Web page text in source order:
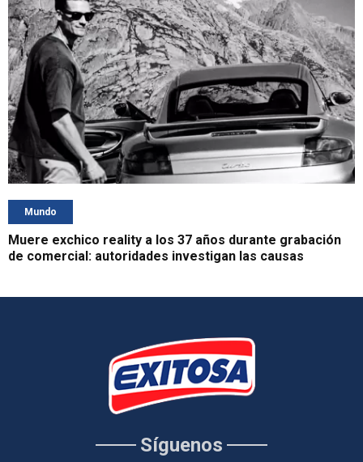
Mundo
Muere exchico reality a los 37 años durante grabación
de comercial: autoridades investigan las causas
Síguenos